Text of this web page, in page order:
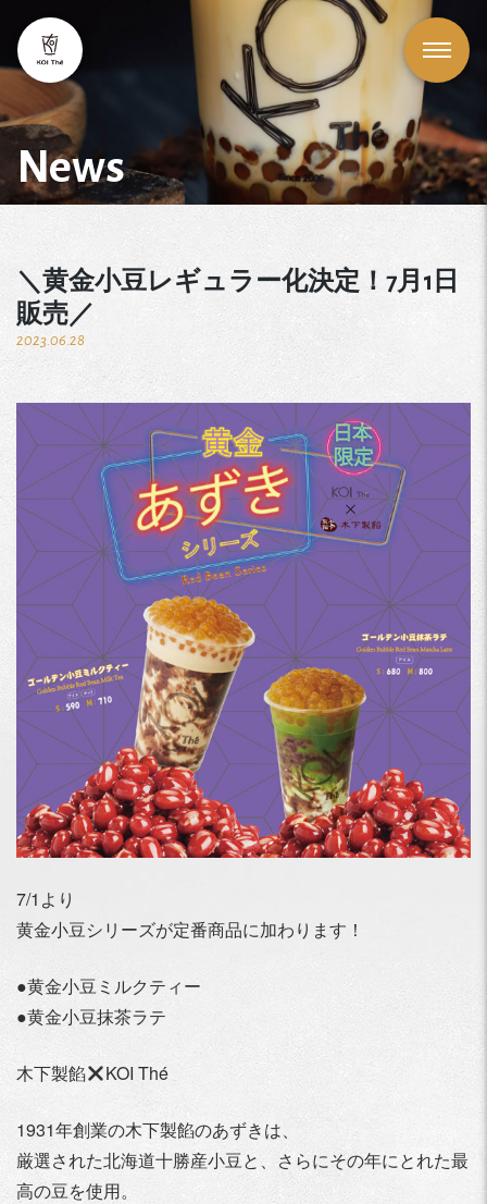
News
＼黄金小豆レギュラー化決定！7月1日
販売／
2023.06.28
7/1より
黄金小豆シリーズが定番商品に加わります！
●黄金小豆ミルクティー
●黄金小豆抹茶ラテ
木下製餡 KOI Thé
1931年創業の木下製餡のあずきは、
厳選された北海道十勝産小豆と、さらにその年にとれた最
高の豆を使用。